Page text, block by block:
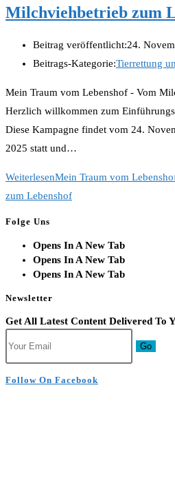
Milchviehbetrieb zum
Beitrag veröffentlicht:24.
Beitrags-Kategorie:Tierrettung
Mein Traum vom Lebenshof - Vom
Herzlich willkommen zum
Diese Kampagne findet vom 24.
2025 statt und…
WeiterlesenMein Traum vom
zum Lebenshof
Folge Uns
Opens In A New Tab
Opens In A New Tab
Opens In A New Tab
Newsletter
Get All Latest Content Delivered To
Go
Follow On Facebook